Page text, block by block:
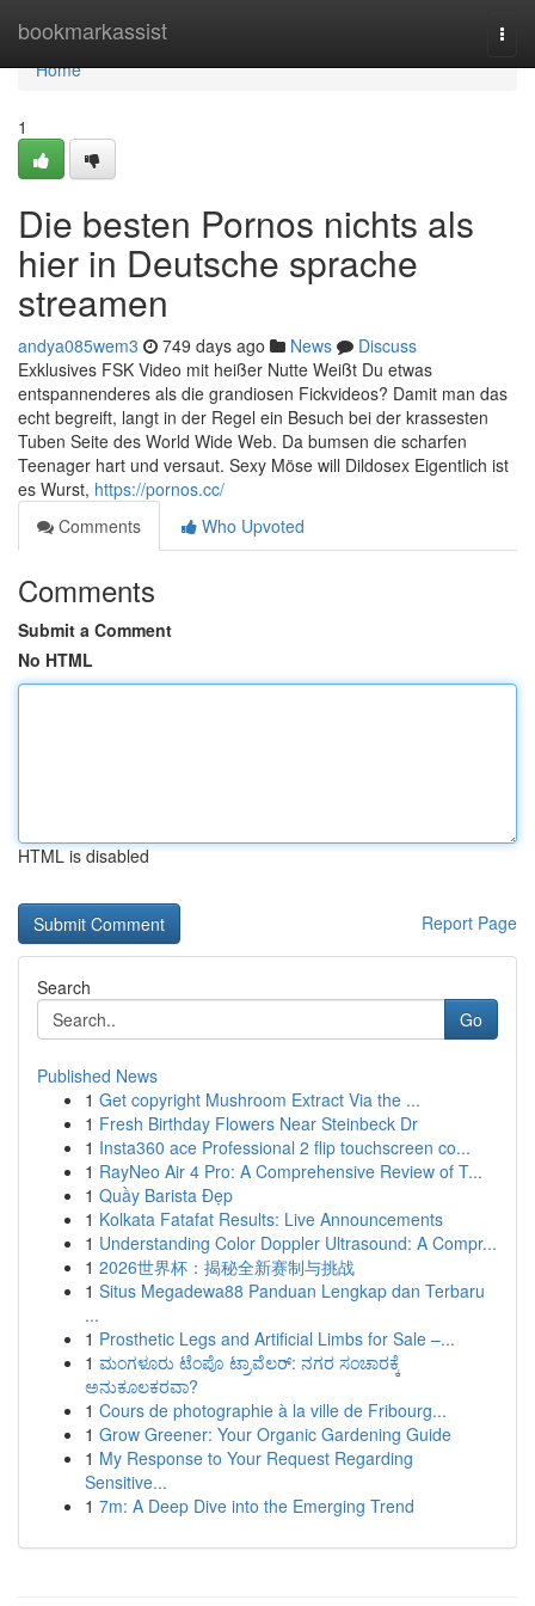
bookmarkassist
Home
Home
1
Die besten Pornos nichts als
hier in Deutsche sprache
streamen
andya085wem3 749 days ago News
Discuss
Exklusives FSK Video mit heißer Nutte Weißt Du etwas
entspannenderes als die grandiosen Fickvideos? Damit man das
echt begreift, langt in der Regel ein Besuch bei der krassesten
Tuben Seite des World Wide Web. Da bumsen die scharfen
Teenager hart und versaut. Sexy Möse will Dildosex Eigentlich ist
es Wurst, https://pornos.cc/
Comments
Who Upvoted
Comments
Submit a Comment
No HTML
HTML is disabled
Report Page
Search
Go
Published News
1 Get copyright Mushroom Extract Via the ...
1 Fresh Birthday Flowers Near Steinbeck Dr
1 Insta360 ace Professional 2 flip touchscreen co...
1 RayNeo Air 4 Pro: A Comprehensive Review of T...
1 Quầy Barista Đẹp
1 Kolkata Fatafat Results: Live Announcements
1 Understanding Color Doppler Ultrasound: A Compr...
1 2026世界杯：揭秘全新赛制与挑战
1 Situs Megadewa88 Panduan Lengkap dan Terbaru
...
1 Prosthetic Legs and Artificial Limbs for Sale –...
1 ಮಂಗಳೂರು ಟೆಂಪೊ ಟ್ರಾವೆಲರ್: ನಗರ ಸಂಚಾರಕ್ಕೆ
ಅನುಕೂಲಕರವಾ?
1 Cours de photographie à la ville de Fribourg...
1 Grow Greener: Your Organic Gardening Guide
1 My Response to Your Request Regarding
Sensitive...
1 7m: A Deep Dive into the Emerging Trend